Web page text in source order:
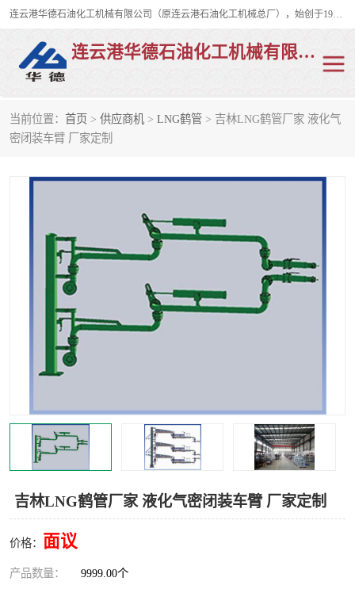
连云港华德石油化工机械有限公司（原连云港石油化工机械总厂），始创于1982年，是从事码头船用流体装卸臂、陆用流体装卸臂（鹤管）、活动梯、钢构平台、定量装车系统等全系列流体装卸设备的设计、制造、销售以及服务的专业供应商。
连云港华德石油化工机械有限公司
当前位置： 首页 > 供应商机 > LNG鹤管 > 吉林LNG鹤管厂家 液化气
密闭装车臂 厂家定制
吉林LNG鹤管厂家 液化气密闭装车臂 厂家定制
价格： 面议
产品数量： 9999.00个
陆用流体装卸臂
液氨鹤管 液氯鹤管
活动梯
平台栈桥
装车鹤管 输油臂
紧急脱离干式接头
汽车鹤管
底部鹤管 低温鹤管
浮动出油装置 鹤管